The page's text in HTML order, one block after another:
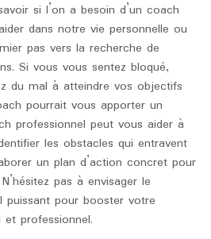
si l’on a besoin d’un coach
dans notre vie personnelle ou
pas vers la recherche de
Si vous vous sentez bloqué,
du mal à atteindre vos objectifs
pourrait vous apporter un
professionnel peut vous aider à
les obstacles qui entravent
un plan d’action concret pour
pas à envisager le
pour booster votre
professionnel.